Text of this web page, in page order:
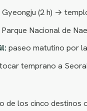
(2 h) →
Nacional de
paseo matutino por
temprano a
de los cinco